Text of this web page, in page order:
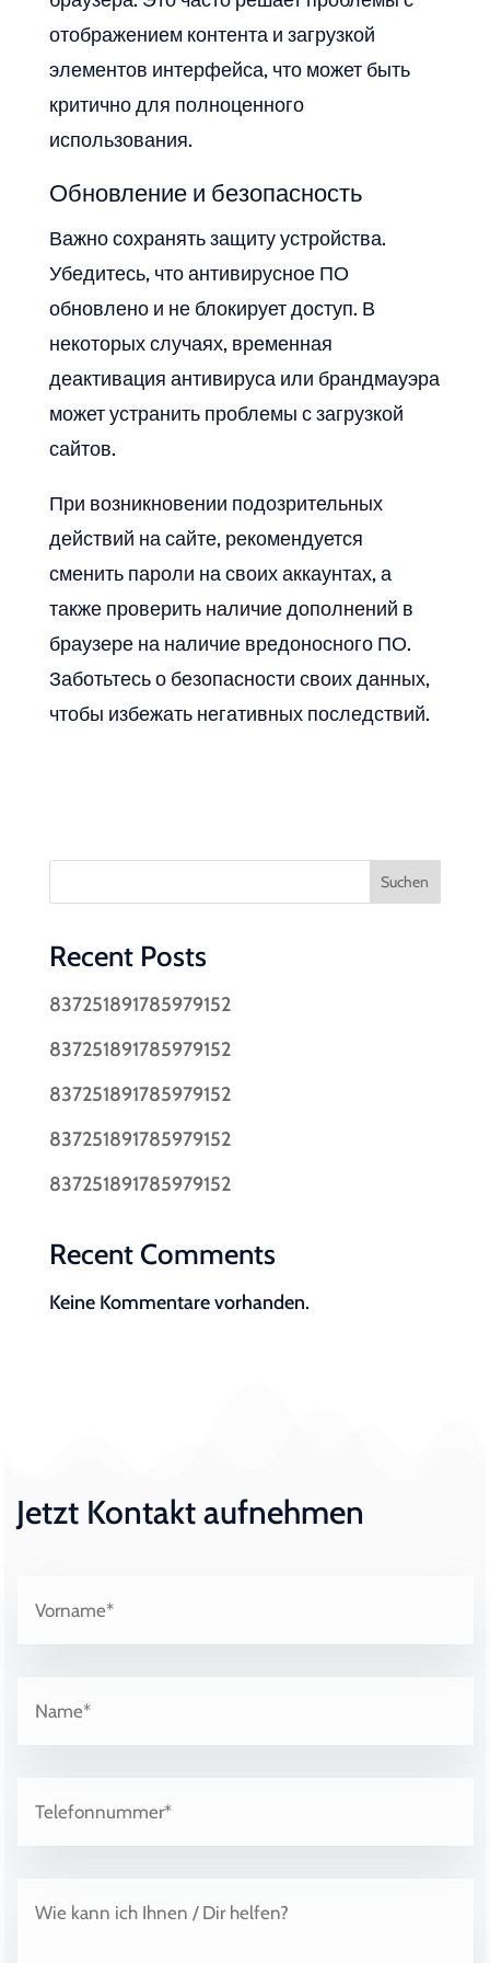
отображением контента и загрузкой
элементов интерфейса, что может быть
критично для полноценного
использования.
Обновление и безопасность
Важно сохранять защиту устройства.
Убедитесь, что антивирусное ПО
обновлено и не блокирует доступ. В
некоторых случаях, временная
деактивация антивируса или брандмауэра
может устранить проблемы с загрузкой
сайтов.
При возникновении подозрительных
действий на сайте, рекомендуется
сменить пароли на своих аккаунтах, а
также проверить наличие дополнений в
браузере на наличие вредоносного ПО.
Заботьтесь о безопасности своих данных,
чтобы избежать негативных последствий.
Suchen
Recent Posts
837251891785979152
837251891785979152
837251891785979152
837251891785979152
837251891785979152
Recent Comments
Keine Kommentare vorhanden.
Jetzt Kontakt aufnehmen